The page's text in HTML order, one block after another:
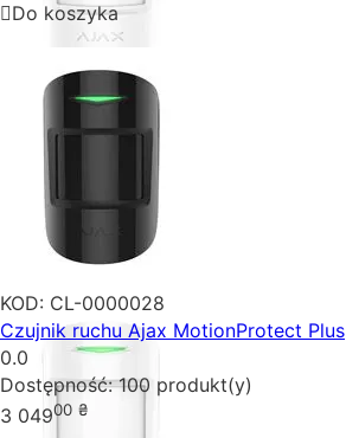
Do koszyka
KOD: CL-0000028
Czujnik ruchu Ajax MotionProtect Plus
0.0
Dostępność: 100 produkt(y)
3 04900 ₴